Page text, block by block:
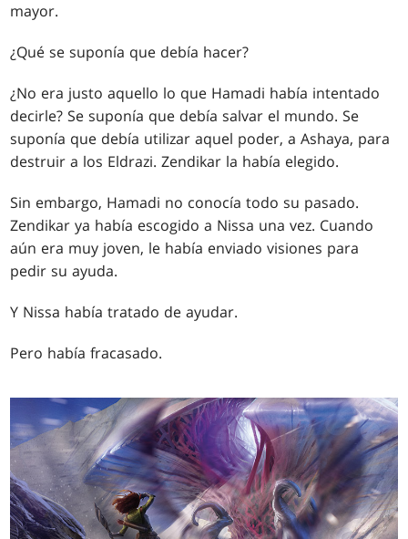
mayor.
¿Qué se suponía que debía hacer?
¿No era justo aquello lo que Hamadi había intentado
decirle? Se suponía que debía salvar el mundo. Se
suponía que debía utilizar aquel poder, a Ashaya, para
destruir a los Eldrazi. Zendikar la había elegido.
Sin embargo, Hamadi no conocía todo su pasado.
Zendikar ya había escogido a Nissa una vez. Cuando
aún era muy joven, le había enviado visiones para
pedir su ayuda.
Y Nissa había tratado de ayudar.
Pero había fracasado.